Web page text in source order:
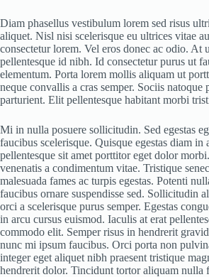
Diam phasellus vestibulum lorem sed risus
aliquet. Nisl nisi scelerisque eu ultrices vitae
consectetur lorem. Vel eros donec ac odio. At
pellentesque id nibh. Id consectetur purus ut
elementum. Porta lorem mollis aliquam ut
neque convallis a cras semper. Sociis natoque
parturient. Elit pellentesque habitant morbi
Mi in nulla posuere sollicitudin. Sed egestas
faucibus scelerisque. Quisque egestas diam in
pellentesque sit amet porttitor eget dolor
venenatis a condimentum vitae. Tristique
malesuada fames ac turpis egestas. Potenti
faucibus ornare suspendisse sed. Sollicitudin
orci a scelerisque purus semper. Egestas
in arcu cursus euismod. Iaculis at erat
commodo elit. Semper risus in hendrerit
nunc mi ipsum faucibus. Orci porta non
integer eget aliquet nibh praesent tristique
hendrerit dolor. Tincidunt tortor aliquam nulla